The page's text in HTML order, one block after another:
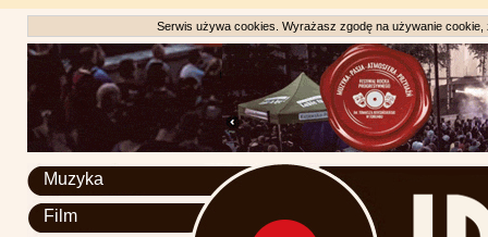
Serwis używa cookies. Wyrażasz zgodę na używanie
Muzyka
Film